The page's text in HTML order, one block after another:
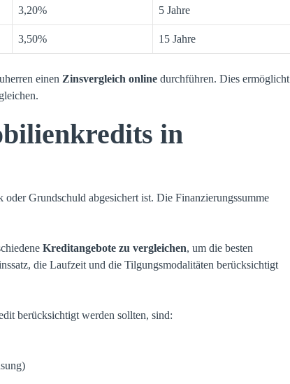
3,20% 5 Jahre
3,50% 15 Jahre
einen Zinsvergleich online durchführen. Dies ermöglicht
in
Grundschuld abgesichert ist. Die Finanzierungssumme
Kreditangebote zu vergleichen, um die besten
die Laufzeit und die Tilgungsmodalitäten berücksichtigt
berücksichtigt werden sollten, sind: